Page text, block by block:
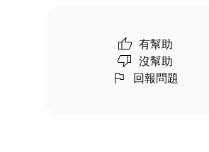
有幫助
沒幫助
回報問題